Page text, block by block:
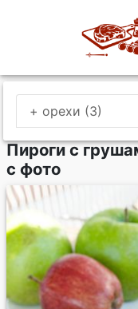
+ орехи (3)
Пироги с
с фото